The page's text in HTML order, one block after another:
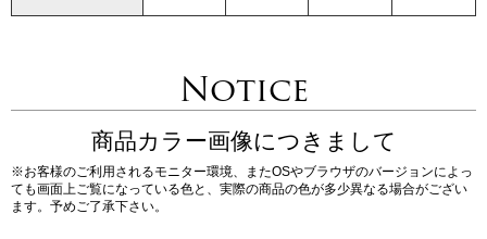
Notice
商品カラー画像につきまして
※お客様のご利用されるモニター環境、またOSやブラウザのバージョンによっ
ても画面上ご覧になっている色と、実際の商品の色が多少異なる場合がござい
ます。予めご了承下さい。